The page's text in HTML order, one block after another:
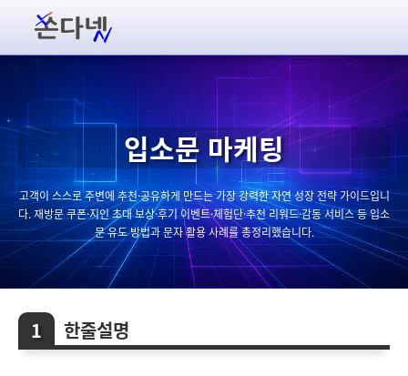
입소문 마케팅
고객이 스스로 주변에 추천·공유하게 만드는 가장 강력한 자연 성장 전략 가이드입니
다. 재방문 쿠폰·지인 초대 보상·후기 이벤트·체험단·추천 리워드·감동 서비스 등 입소
문 유도 방법과 문자 활용 사례를 총정리했습니다.
한줄설명